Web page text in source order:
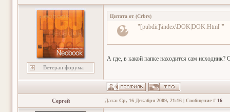
Ветеран форума
Цитата от (Crbrs)
"[pubdir]\index\DOK|DOK.Html""
А где, в какой папке находится сам
Сергей Дата: Ср, 16 Декабря 2009, 21:16 | Сообщение # 16